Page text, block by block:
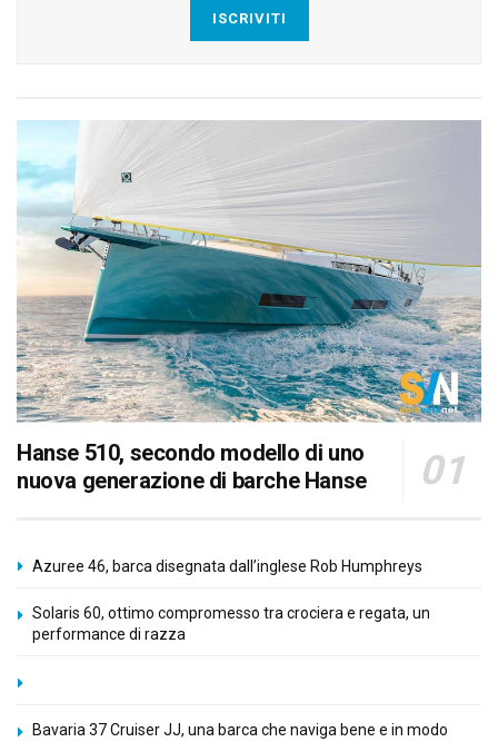
ISCRIVITI
Hanse 510, secondo modello di uno
nuova generazione di barche Hanse
Azuree 46, barca disegnata dall’inglese Rob Humphreys
Solaris 60, ottimo compromesso tra crociera e regata, un
performance di razza
Bavaria 37 Cruiser JJ, una barca che naviga bene e in modo